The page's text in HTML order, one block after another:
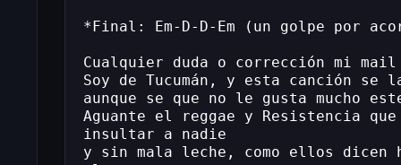
*Final: Em-D-D-Em (un golpe por
Cualquier duda o corrección mi
Soy de Tucumán, y esta canción se
aunque se que no le gusta mucho
Aguante el reggae y Resistencia que
insultar a nadie
y sin mala leche, como ellos dicen